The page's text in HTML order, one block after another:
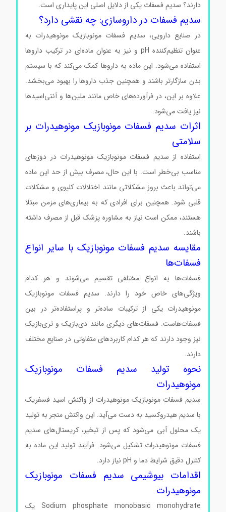
دارند؟ سدیم فسفات یکی از دلایل اصلی این پایداری است.
سدیم فسفات در داروسازی: چه نقشی دارد؟
در صنایع دارویی، سدیم فسفات مونوبازیک مونوهیدرات به
عنوان تنظیم‌کننده pH و نیز به عنوان ماده‌ای در ترکیب داروها
استفاده می‌شود. این ماده به داروها کمک می‌کند که با سیستم
بدن سازگارتر باشند و همچنین جذب داروها را بهبود می‌بخشد.
علاوه بر این، در فرآورده‌های خاص مانند ملین‌ها و آنتی‌اسیدها
نیز یافت می‌شود.
اثرات سدیم فسفات مونوبازیک مونوهیدرات بر
سلامتی
استفاده از سدیم فسفات مونوبازیک مونوهیدرات در دوزهای
مناسب بی‌خطر است. با این حال، مصرف بیش از حد این ماده
می‌تواند باعث بروز مشکلاتی مانند اختلالات کلیوی و مشکلات
قلبی شود. همچنین برای افرادی که به بیماری‌های مزمن مبتلا
هستند، ممکن است نیاز به مشاوره پزشک قبل از مصرف داشته
باشند.
مقایسه سدیم فسفات مونوبازیک با سایر انواع
فسفات‌ها
فسفات‌ها به انواع مختلفی تقسیم می‌شوند و هر کدام
ویژگی‌های خاص خود را دارند. سدیم فسفات مونوبازیک
مونوهیدرات یکی از ترکیبات ساده‌تر و پراستفاده‌تر در بین
فسفات‌هاست. فسفات‌های دیگری مانند دی‌بازیک و تری‌بازیک
نیز وجود دارند که هر کدام کاربردهای متفاوتی در صنایع مختلف
دارند.
نحوه تولید سدیم فسفات مونوبازیک
مونوهیدرات
سدیم فسفات مونوبازیک مونوهیدرات از واکنش اسید فسفریک
با سدیم هیدروکسید به دست می‌آید. این واکنش منجر به تولید
یک محلول آبی می‌شود که پس از تبخیر، کریستال‌های سدیم
فسفات مونوهیدرات تشکیل می‌شود. فرآیند تولید این ماده به
کنترل دقیق شرایط دما و pH نیاز دارد.
اقدامات بیوشیمی سدیم فسفات مونوبازیک
مونوهیدرات
Sodium phosphate monobasic monohydrate یک